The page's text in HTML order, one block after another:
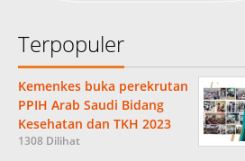
Terpopuler
Kemenkes buka perekrutan
PPIH Arab Saudi Bidang
Kesehatan dan TKH 2023
1308 Dilihat